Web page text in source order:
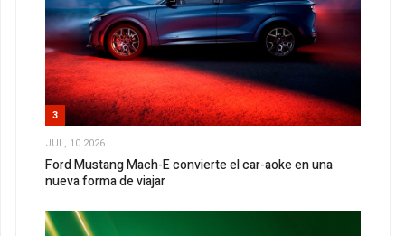
3
JUL, 10 2026
Ford Mustang Mach-E convierte el car-aoke en una
nueva forma de viajar